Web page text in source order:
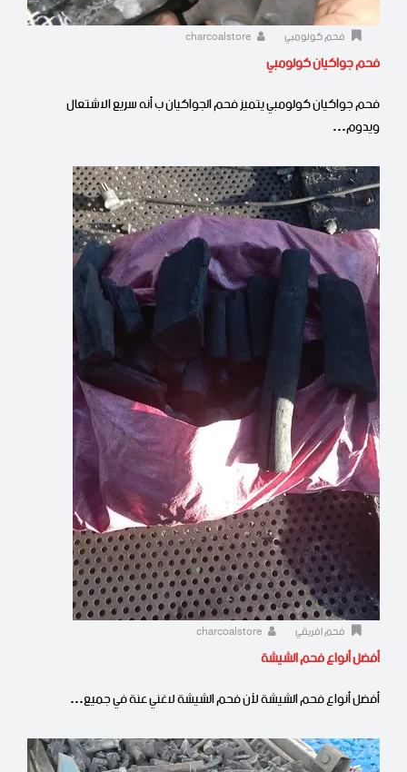
فحم كولومبي
فحم جواكيان كولومبي
فحم جواكيان كولومبي يتميز فحم الجواكيان ب أنه سريع الاشتعال
ويدوم…
فحم افريقي
أفضل أنواع فحم الشيشة
أفضل أنواع فحم الشيشة لأن فحم الشيشة لاغني عنة في جميع…